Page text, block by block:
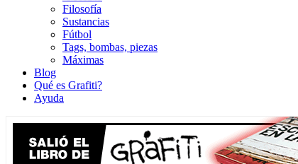
Filosofía
Sustancias
Fútbol
Tags, bombas, piezas
Máximas
Blog
Qué es Grafiti?
Ayuda